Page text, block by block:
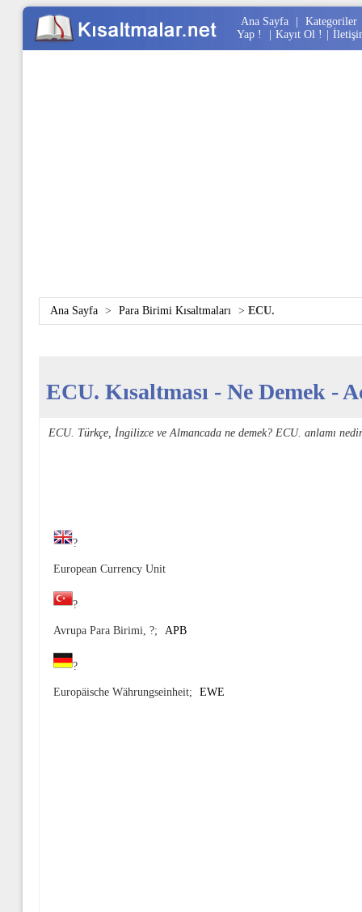
Ana Sayfa Kategoriler
Yap !
Kayıt Ol !
Ana Sayfa > Para Birimi Kısaltmaları > ECU.
ECU. Kısaltması - Ne Demek -
ECU. Türkçe, İngilizce ve Almancada ne demek? ECU. anlamı
?
European Currency Unit
?
Avrupa Para Birimi, ?; APB
?
Europäische Währungseinheit; EWE